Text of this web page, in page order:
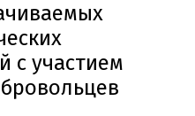
с участием